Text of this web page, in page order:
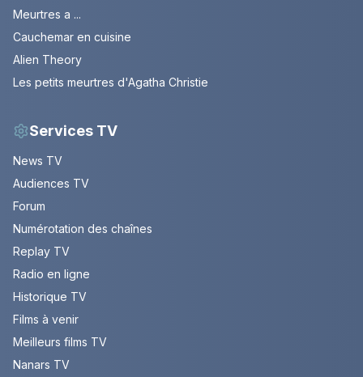
Meurtres a ...
Cauchemar en cuisine
Alien Theory
Les petits meurtres d'Agatha Christie
Services TV
News TV
Audiences TV
Forum
Numérotation des chaînes
Replay TV
Radio en ligne
Historique TV
Films à venir
Meilleurs films TV
Nanars TV